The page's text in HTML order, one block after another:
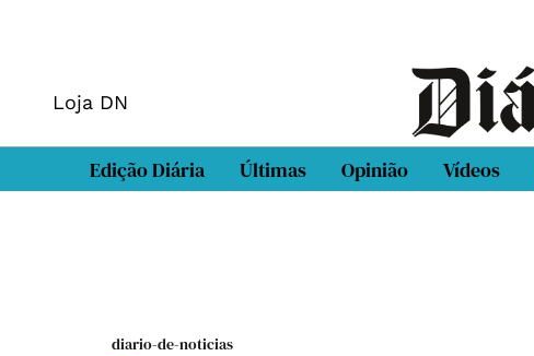
Loja DN
Edição Diária Últimas Opinião Vídeos
diario-de-noticias